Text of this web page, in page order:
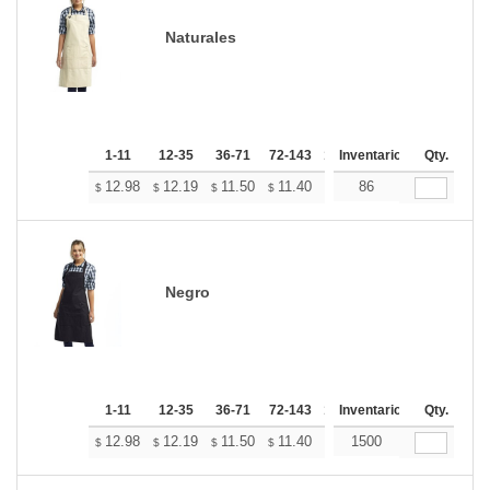
Naturales
1-11 12-35 36-71 72-143 144-287 288 + Más
Inventario Qty.
$ 12.98 $ 12.19 $ 11.50 $ 11.40 11.21
86
Negro
1-11 12-35 36-71 72-143 144-287 288 + Más
Inventario Qty.
$ 12.98 $ 12.19 $ 11.50 $ 11.40 11.21
1500